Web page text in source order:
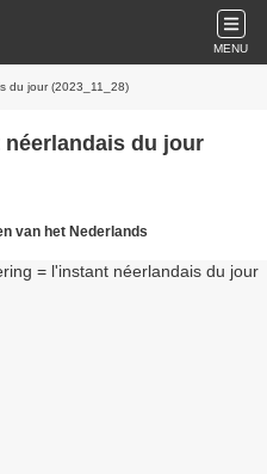
MENU
du jour (2023_11_28)
du jour
van het Nederlands